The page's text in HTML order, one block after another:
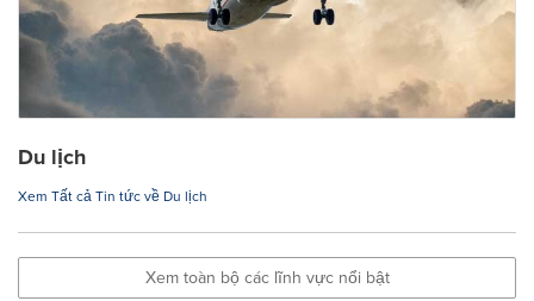
Du lịch
Xem Tất cả Tin tức về Du lịch
Xem toàn bộ các lĩnh vực nổi bật